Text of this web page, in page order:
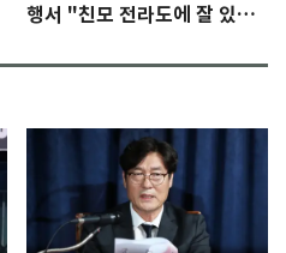
행서 "친모 전라도에 잘 있